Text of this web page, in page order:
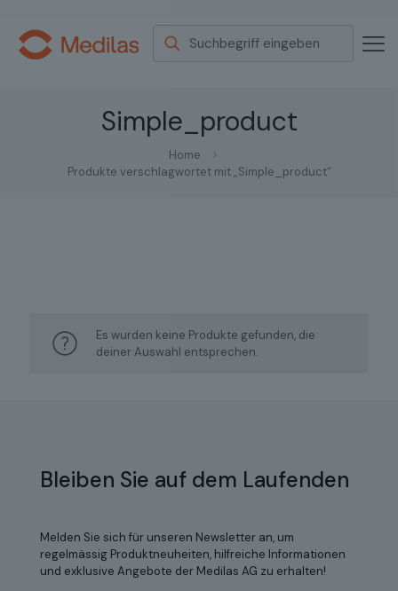
Simple_product
Home
Produkte verschlagwortet mit „Simple_product“
Es wurden keine Produkte gefunden, die
deiner Auswahl entsprechen.
Bleiben Sie auf dem Laufenden
Melden Sie sich für unseren Newsletter an, um
regelmässig Produktneuheiten, hilfreiche Informationen
und exklusive Angebote der Medilas AG zu erhalten!